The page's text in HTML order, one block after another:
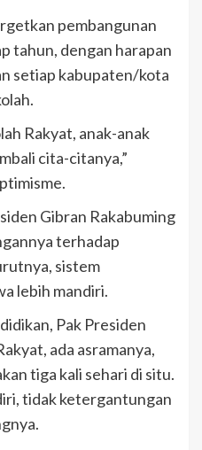
pembangunan
tahun, dengan harapan
setiap kabupaten/kota
Rakyat, anak-anak
cita-citanya,”
Gibran Rakabuming
terhadap
sistem
lebih mandiri.
Pak Presiden
ada asramanya,
tiga kali sehari di situ.
tidak ketergantungan